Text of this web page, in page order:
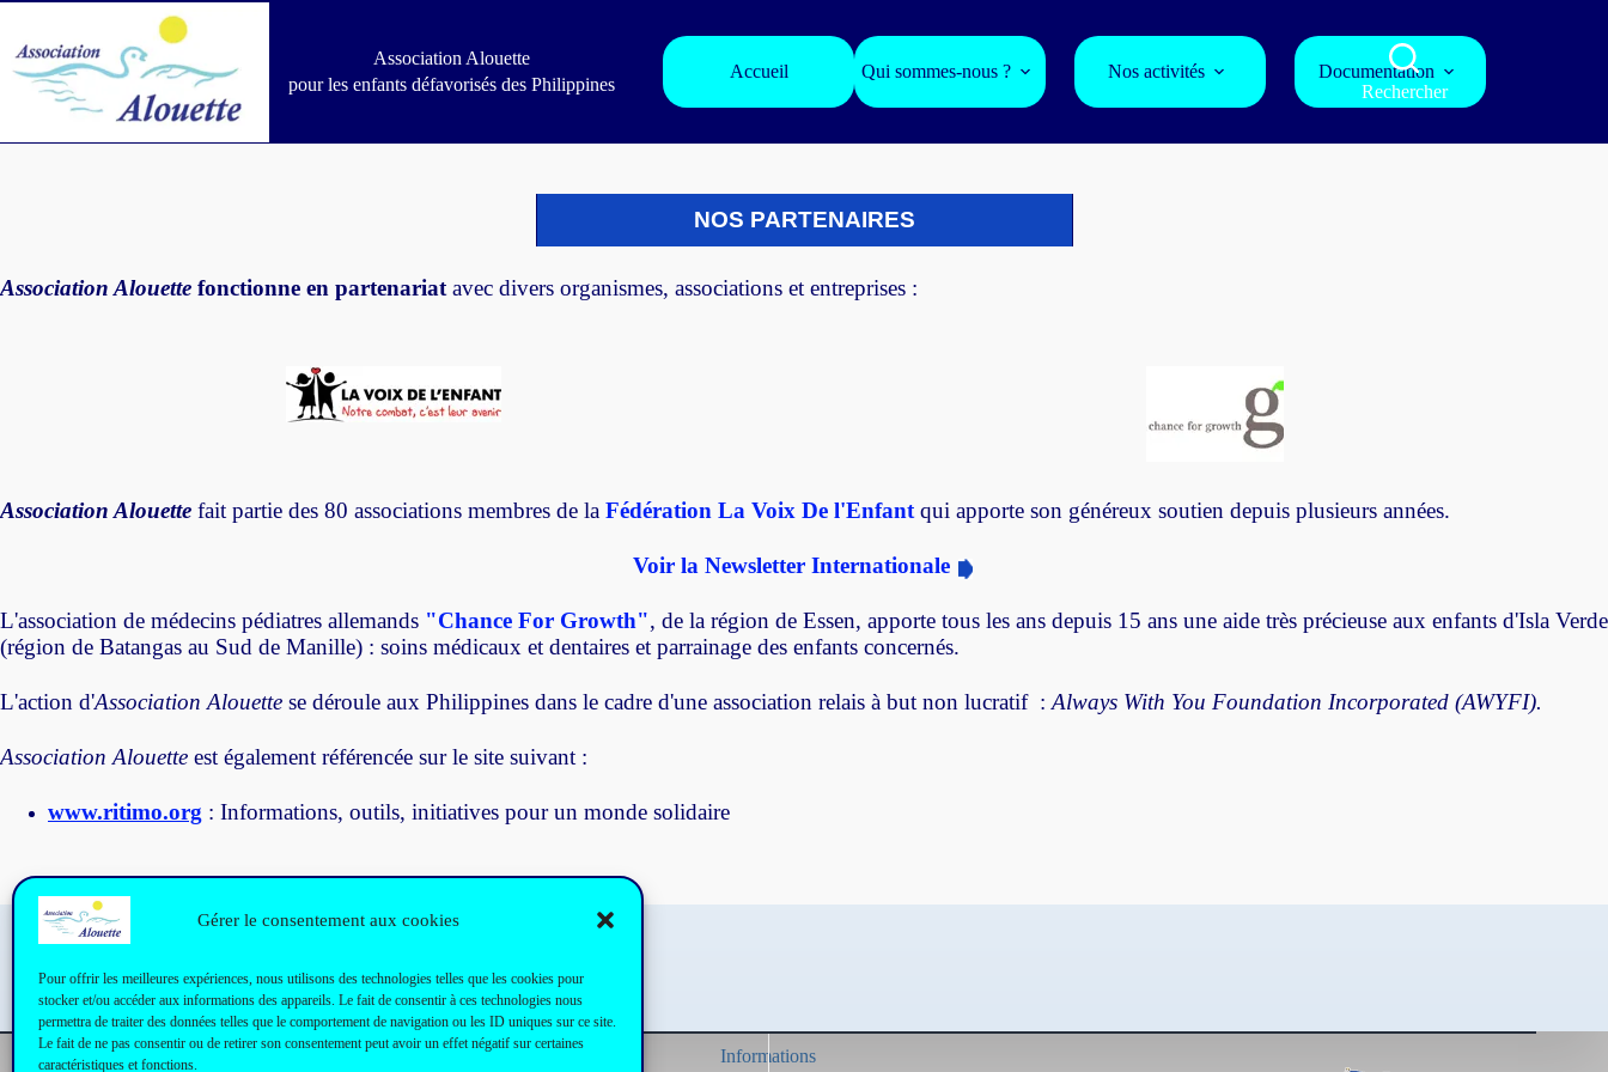
Gérer le consentement aux cookies
Pour offrir les meilleures expériences, nous utilisons des technologies telles que les cookies pour
stocker et/ou accéder aux informations des appareils. Le fait de consentir à ces technologies nous
permettra de traiter des données telles que le comportement de navigation ou les ID uniques sur ce site.
Le fait de ne pas consentir ou de retirer son consentement peut avoir un effet négatif sur certaines
caractéristiques et fonctions.
Passer
contenu
Association Alouette
pour les enfants défavorisés des Philippines
Accueil Qui sommes-nous ? Nos activités
Documentation
Rechercher
NOS PARTENAIRES
Association Alouette fonctionne en partenariat avec divers organismes, associations et entreprises :
Association Alouette fait partie des 80 associations membres de la Fédération La Voix De l'Enfant qui apporte son généreux soutien depuis plusieurs années.
Voir la Newsletter Internationale
L'association de médecins pédiatres allemands "Chance For Growth", de la région de Essen, apporte tous les ans depuis 15 ans une aide très précieuse aux enfants d'Isla Verde
(région de Batangas au Sud de Manille) : soins médicaux et dentaires et parrainage des enfants concernés.
L'action d'Association Alouette se déroule aux Philippines dans le cadre d'une association relais à but non lucratif : Always With You Foundation Incorporated (AWYFI).
Association Alouette est également référencée sur le site suivant :
www.ritimo.org : Informations, outils, initiatives pour un monde solidaire
Informations